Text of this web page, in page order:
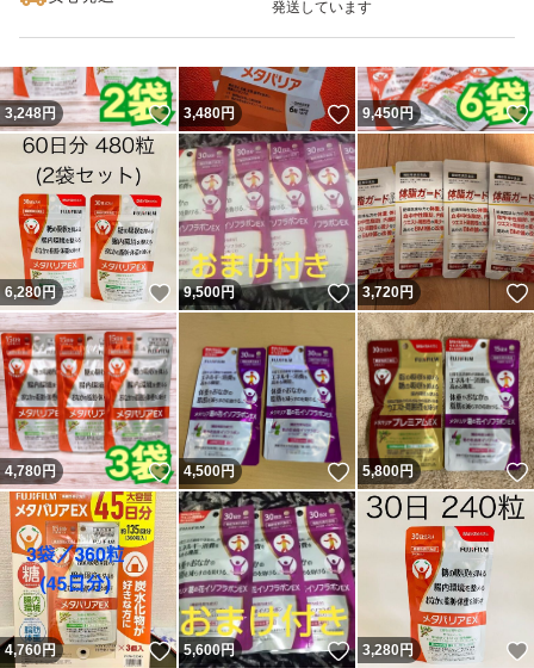
発送しています
3,248円 いいね！
3,480円 いいね！
9,450円
6,280円 いいね！
9,500円 いいね！
3,720円
4,780円 いいね！
4,500円 いいね！
5,800円
4,760円 いいね！
5,600円 いいね！
3,280円